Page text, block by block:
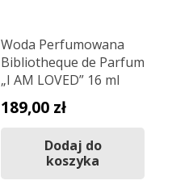
Woda Perfumowana
Bibliotheque de Parfum
„I AM LOVED” 16 ml
189,00 zł
Dodaj do
koszyka